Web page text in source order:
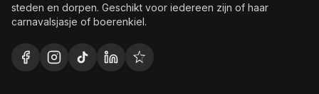
steden en dorpen. Geschikt voor iedereen zijn of haar
carnavalsjasje of boerenkiel.